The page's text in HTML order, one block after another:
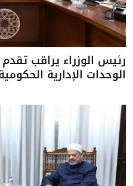
رئيس الوزراء يراقب
الوحدات الإدارية